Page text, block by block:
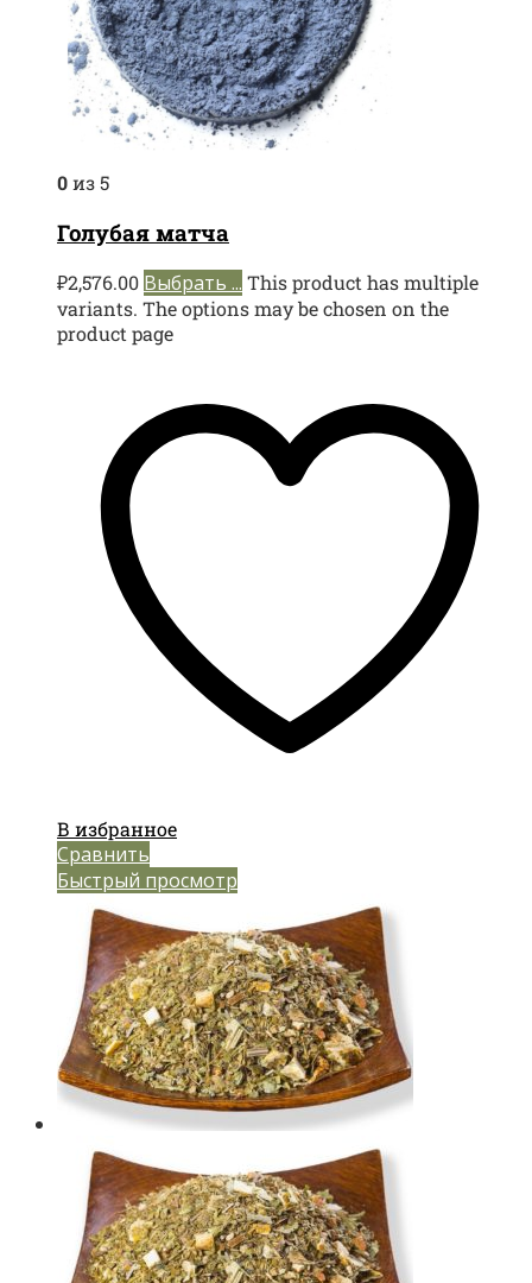
0из 5
Голубая матча
₽2,576.00 Выбрать ... This product has multiple
variants. The options may be chosen on the
product page
В избранное
Сравнить
Быстрый просмотр